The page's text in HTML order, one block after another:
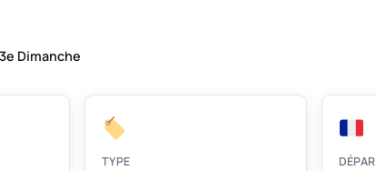
Dimanche
TYPE